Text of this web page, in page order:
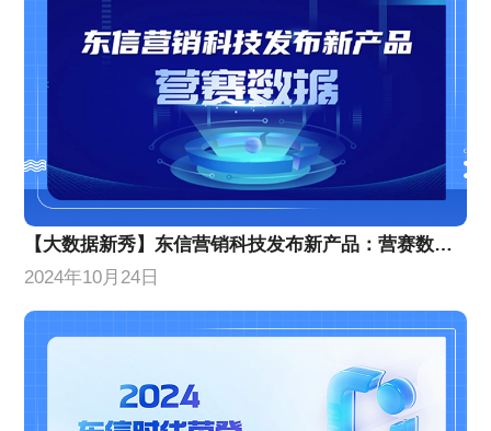
【大数据新秀】东信营销科技发布新产品：营赛数据，颠覆传统营销分析，小白秒变专家！
2024年10月24日